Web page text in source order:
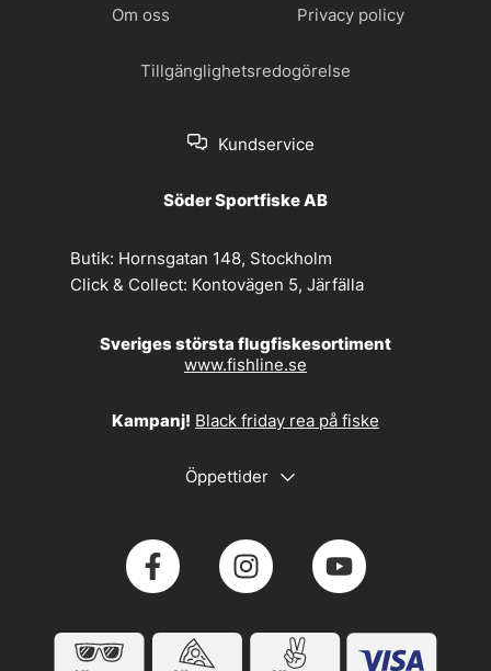
Om oss Privacy policy
Tillgänglighetsredogörelse
Kundservice
Söder Sportfiske AB
Butik: Hornsgatan 148, Stockholm
Click & Collect: Kontovägen 5, Järfälla
Sveriges största flugfiskesortiment
www.fishline.se
Kampanj! Black friday rea på fiske
Öppettider